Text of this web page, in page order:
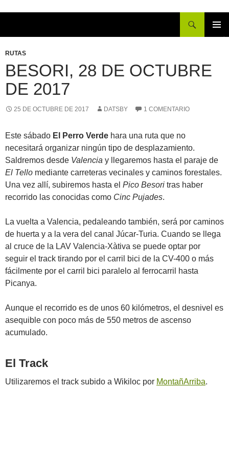
CONTENIDO
RUTAS
BESORI, 28 DE OCTUBRE
DE 2017
25 DE OCTUBRE DE 2017 DATSBY 1 COMENTARIO
Este sábado El Perro Verde hara una ruta que no
necesitará organizar ningún tipo de desplazamiento.
Saldremos desde Valencia y llegaremos hasta el paraje de
El Tello mediante carreteras vecinales y caminos forestales.
Una vez allí, subiremos hasta el Pico Besori tras haber
recorrido las conocidas como Cinc Pujades.
La vuelta a Valencia, pedaleando también, será por caminos
de huerta y a la vera del canal Júcar-Turia. Cuando se llega
al cruce de la LAV Valencia-Xàtiva se puede optar por
seguir el track tirando por el carril bici de la CV-400 o más
fácilmente por el carril bici paralelo al ferrocarril hasta
Picanya.
Aunque el recorrido es de unos 60 kilómetros, el desnivel es
asequible con poco más de 550 metros de ascenso
acumulado.
El Track
Utilizaremos el track subido a Wikiloc por MontañArriba.